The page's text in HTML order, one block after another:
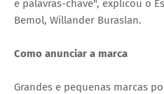
e palavras-chave", explicou o
Bemol, Willander Buraslan.
Como anunciar a marca
Grandes e pequenas marcas